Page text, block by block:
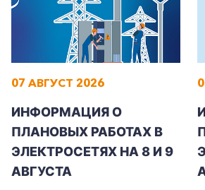
07 АВГУСТ 2026
ИНФОРМАЦИЯ О
ПЛАНОВЫХ РАБОТАХ В
ЭЛЕКТРОСЕТЯХ НА 8 И 9
АВГУСТА